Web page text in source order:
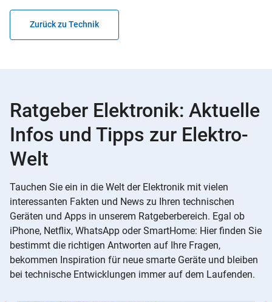
Zurück zu Technik
Ratgeber Elektronik: Aktuelle
Infos und Tipps zur Elektro-
Welt
Tauchen Sie ein in die Welt der Elektronik mit vielen
interessanten Fakten und News zu Ihren technischen
Geräten und Apps in unserem Ratgeberbereich. Egal ob
iPhone, Netflix, WhatsApp oder SmartHome: Hier finden Sie
bestimmt die richtigen Antworten auf Ihre Fragen,
bekommen Inspiration für neue smarte Geräte und bleiben
bei technische Entwicklungen immer auf dem Laufenden.